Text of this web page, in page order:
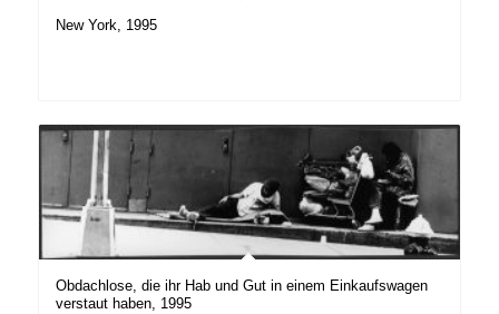
New York, 1995
Obdachlose, die ihr Hab und Gut in einem Einkaufswagen
verstaut haben, 1995